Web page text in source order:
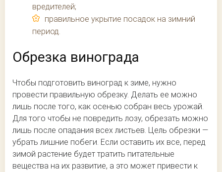
вредителей;
правильное укрытие посадок на зимний
период.
Обрезка винограда
Чтобы подготовить виноград к зиме, нужно
провести правильную обрезку. Делать ее можно
лишь после того, как осенью собран весь урожай.
Для того чтобы не повредить лозу, обрезать можно
лишь после опадания всех листьев. Цель обрезки —
убрать лишние побеги. Если оставить их все, перед
зимой растение будет тратить питательные
вещества на их развитие, а это может привести к